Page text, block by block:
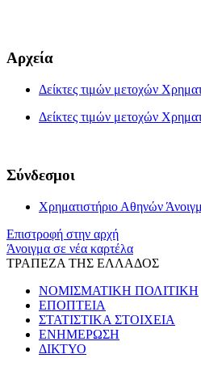
Αρχεία
Δείκτες τιμών μετοχών
Δείκτες τιμών μετοχών
Σύνδεσμοι
Χρηματιστήριο Αθηνών
Επιστροφή στην αρχή
Άνοιγμα σε νέα καρτέλα
ΤΡΑΠΕΖΑ ΤΗΣ ΕΛΛΑΔΟΣ
ΝΟΜΙΣΜΑΤΙΚΗ ΠΟΛΙΤΙΚΗ
ΕΠΟΠΤΕΙΑ
ΣΤΑΤΙΣΤΙΚΑ ΣΤΟΙΧΕΙΑ
ΕΝΗΜΕΡΩΣΗ
ΔΙΚΤΥΟ